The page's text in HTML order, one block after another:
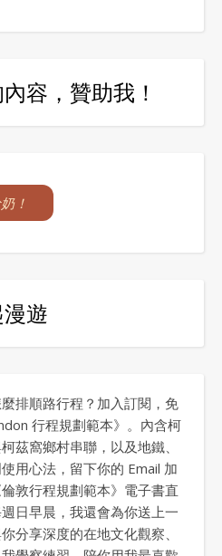
容，贊助我！
！
遊
排順路行程？加入訂閱，免
行程規劃範本》。內含柯
茲窩鄉村串聯，以及地鐵、
用心法，留下你的 Email 加
敦行程規劃範本》電子書直
日早晨，我還會為你送上一
分享深度的在地文化觀察、